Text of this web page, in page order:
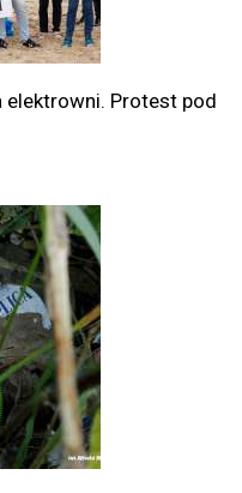
elektrowni. Protest pod